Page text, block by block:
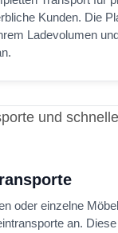
Kunden. Die
Ladevolumen
oder einzelne
an.